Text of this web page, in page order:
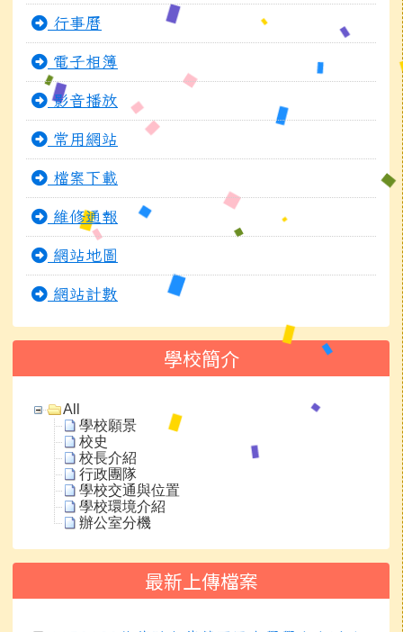
行事曆
電子相簿
影音播放
常用網站
檔案下載
維修通報
網站地圖
網站計數
學校簡介
All
學校願景
校史
校長介紹
行政團隊
學校交通與位置
學校環境介紹
辦公室分機
最新上傳檔案